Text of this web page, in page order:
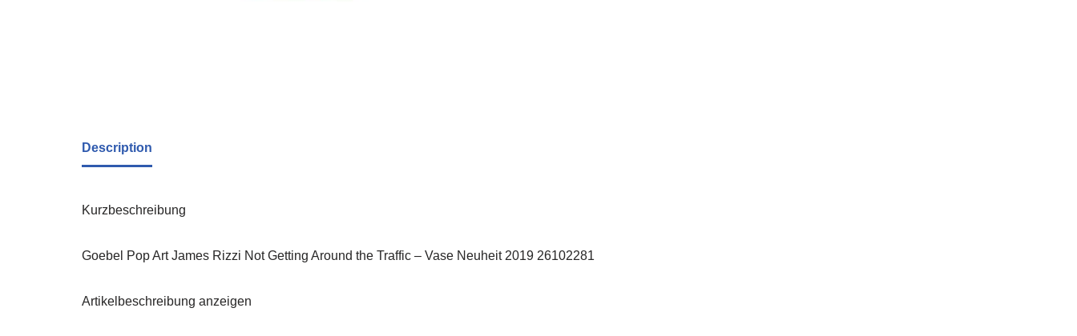
Description
Kurzbeschreibung
Goebel Pop Art James Rizzi Not Getting Around the Traffic – Vase Neuheit 2019 26102281
Artikelbeschreibung anzeigen